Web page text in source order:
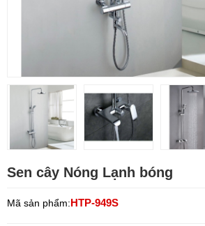
Sen cây Nóng Lạnh bóng
Mã sản phẩm:HTP-949S